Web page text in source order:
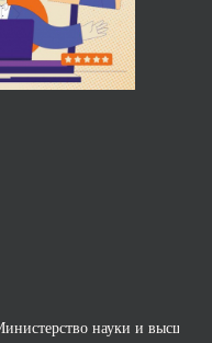
образования РФ